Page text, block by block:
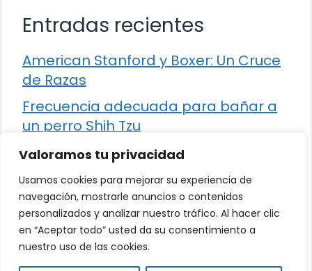
Valoramos tu privacidad
Usamos cookies para mejorar su experiencia de
navegación, mostrarle anuncios o contenidos
personalizados y analizar nuestro tráfico. Al hacer clic
en “Aceptar todo” usted da su consentimiento a
nuestro uso de las cookies.
Entradas recientes
American Stanford y Boxer: Un Cruce
de Razas
Frecuencia adecuada para bañar a
un perro Shih Tzu
Comparación entre Apache Storm y
Spark Streaming
Cómo detener la diarrea en un gato
¿Los frutos rojos son seguros para
que los perros los consuman?